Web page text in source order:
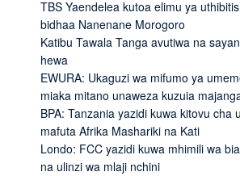
TBS Yaendelea kutoa elimu ya
bidhaa Nanenane Morogoro
Katibu Tawala Tanga avutiwa na
hewa
EWURA: Ukaguzi wa mifumo ya
miaka mitano unaweza kuzuia
BPA: Tanzania yazidi kuwa kitovu cha
mafuta Afrika Mashariki na Kati
Londo: FCC yazidi kuwa mhimili wa
na ulinzi wa mlaji nchini